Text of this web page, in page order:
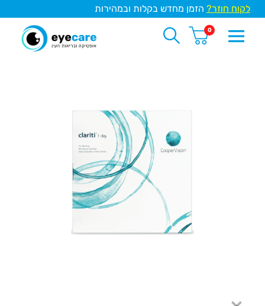
לקוח חוזר? הזמן מחדש בקלות ובמהירות
0